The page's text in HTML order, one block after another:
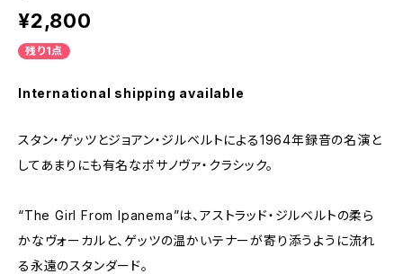
¥2,800
残り1点
International shipping available
スタン・ゲッツとジョアン・ジルベルトによる1964年録音の名演と
してあまりにも有名なボサノヴァ・クラシック。
“The Girl From Ipanema”は、アストラッド・ジルベルトの柔ら
かなヴォーカルと、ゲッツの温かいテナーが寄り添うように流れ
る永遠のスタンダード。